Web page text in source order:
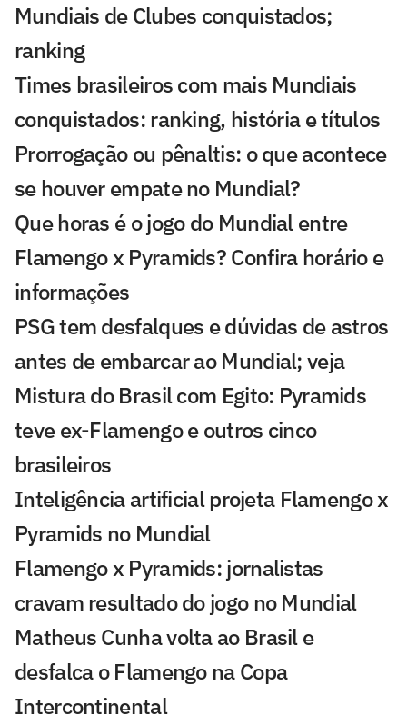
Mundiais de Clubes conquistados;
ranking
Times brasileiros com mais Mundiais
conquistados: ranking, história e títulos
Prorrogação ou pênaltis: o que acontece
se houver empate no Mundial?
Que horas é o jogo do Mundial entre
Flamengo x Pyramids? Confira horário e
informações
PSG tem desfalques e dúvidas de astros
antes de embarcar ao Mundial; veja
Mistura do Brasil com Egito: Pyramids
teve ex-Flamengo e outros cinco
brasileiros
Inteligência artificial projeta Flamengo x
Pyramids no Mundial
Flamengo x Pyramids: jornalistas
cravam resultado do jogo no Mundial
Matheus Cunha volta ao Brasil e
desfalca o Flamengo na Copa
Intercontinental